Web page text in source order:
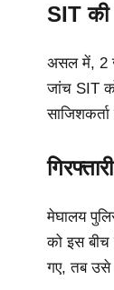
SIT की
असल में, 2
जांच SIT
मेघालय
को इस बीच
गए, तब उसे